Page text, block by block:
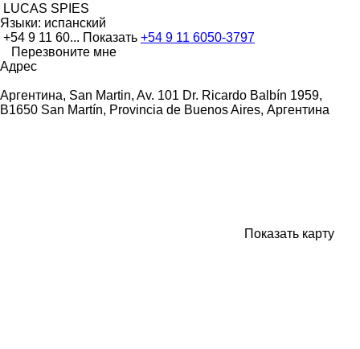
LUCAS SPIES
Языки: испанский
+54 9 11 60... Показать +54 9 11 6050-3797
Перезвоните мне
Адрес
Аргентина, San Martin, Av. 101 Dr. Ricardo Balbín 1959,
B1650 San Martín, Provincia de Buenos Aires, Аргентина
Показать карту